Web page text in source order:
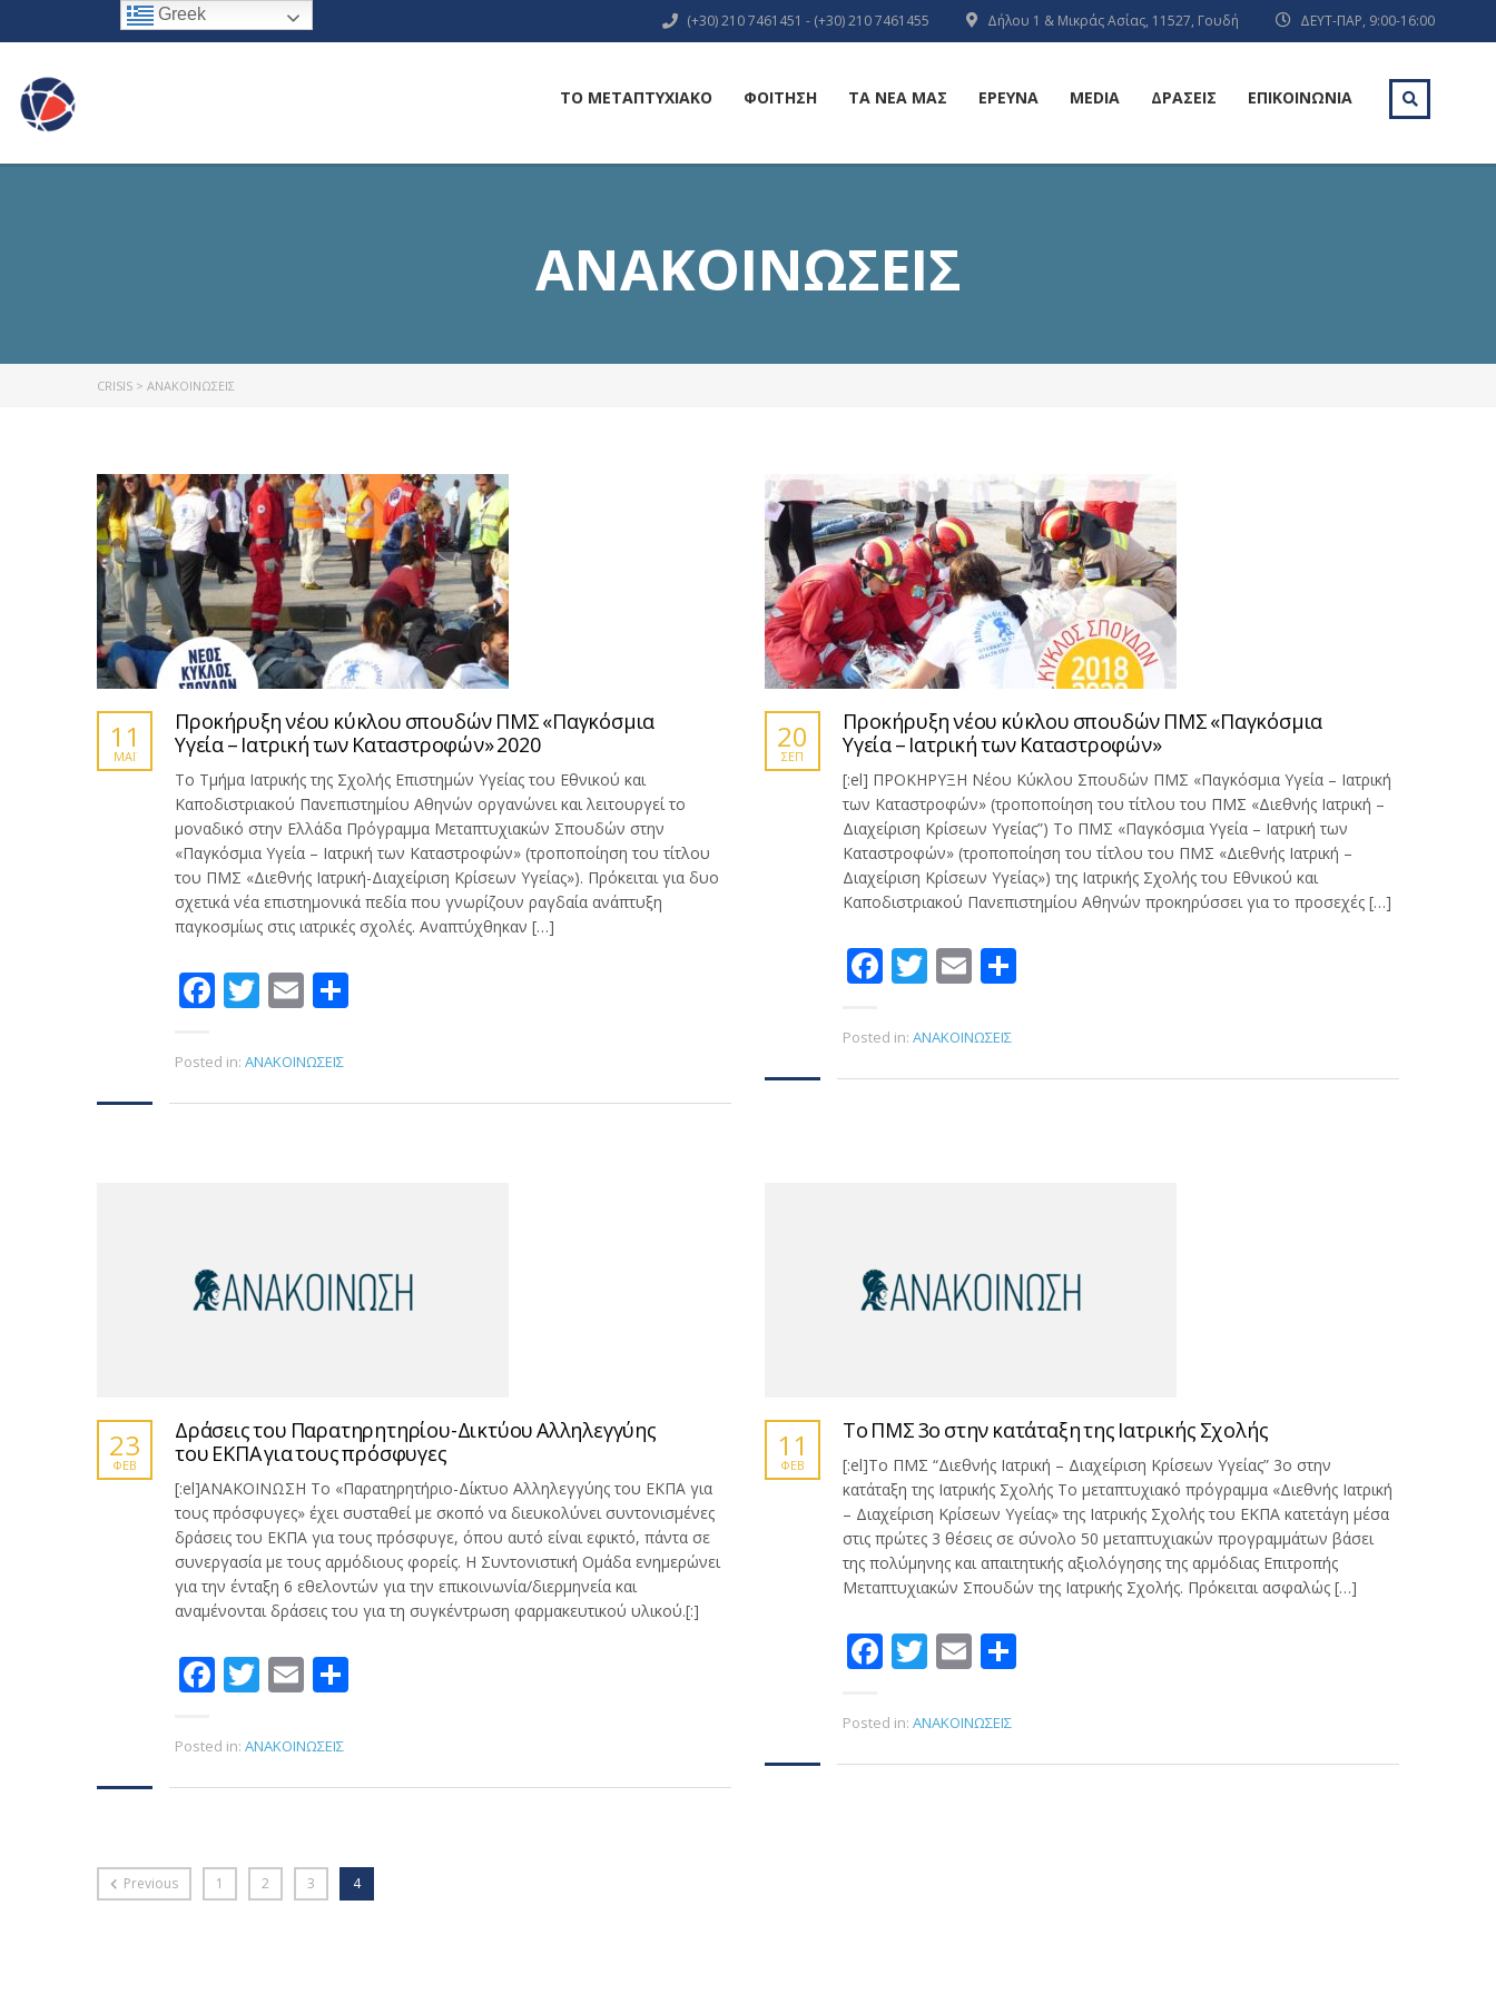
ΔΕΥΤ-ΠΑΡ, 9:00-16:00
Δήλου 1 & Μικράς Ασίας, 11527, Γουδή
(+30) 210 7461451 - (+30) 210 7461455
ΤΟ ΜΕΤΑΠΤΥΧΙΑΚΟ ΦΟΙΤΗΣΗ ΤΑ ΝΕΑ ΜΑΣ ΕΡΕΥΝΑ MEDIA ΔΡΑΣΕΙΣ ΕΠΙΚΟΙΝΩΝΙΑ
ΑΝΑΚΟΙΝΩΣΕΙΣ
CRISIS > ΑΝΑΚΟΙΝΩΣΕΙΣ
Προκήρυξη νέου κύκλου σπουδών ΠΜΣ «Παγκόσμια
Υγεία – Ιατρική των Καταστροφών» 2020
11
ΜΆΙ
Το Τμήμα Ιατρικής της Σχολής Επιστημών Υγείας του Εθνικού και
Καποδιστριακού Πανεπιστημίου Αθηνών οργανώνει και λειτουργεί το
μοναδικό στην Ελλάδα Πρόγραμμα Μεταπτυχιακών Σπουδών στην
«Παγκόσμια Υγεία – Ιατρική των Καταστροφών» (τροποποίηση του τίτλου
του ΠΜΣ «Διεθνής Ιατρική-Διαχείριση Κρίσεων Υγείας»). Πρόκειται για δυο
σχετικά νέα επιστημονικά πεδία που γνωρίζουν ραγδαία ανάπτυξη
παγκοσμίως στις ιατρικές σχολές. Αναπτύχθηκαν […]
Facebook
Twitter
Email
Posted in: ΑΝΑΚΟΙΝΩΣΕΙΣ
Προκήρυξη νέου κύκλου σπουδών ΠΜΣ «Παγκόσμια
Υγεία – Ιατρική των Καταστροφών»
20
ΣΕΠ
[:el] ΠΡΟΚΗΡΥΞΗ Νέου Κύκλου Σπουδών ΠΜΣ «Παγκόσμια Υγεία – Ιατρική
των Καταστροφών» (τροποποίηση του τίτλου του ΠΜΣ «Διεθνής Ιατρική –
Διαχείριση Κρίσεων Υγείας”‏) Το ΠΜΣ «Παγκόσμια Υγεία – Ιατρική των
Καταστροφών» (τροποποίηση του τίτλου του ΠΜΣ «Διεθνής Ιατρική –
Διαχείριση Κρίσεων Υγείας») της Ιατρικής Σχολής του Εθνικού και
Καποδιστριακού Πανεπιστημίου Αθηνών προκηρύσσει για το προσεχές […]
Facebook
Twitter
Email
Posted in: ΑΝΑΚΟΙΝΩΣΕΙΣ
Δράσεις του Παρατηρητηρίου-Δικτύου Αλληλεγγύης
του ΕΚΠΑ για τους πρόσφυγες
23
ΦΕΒ
[:el]ΑΝΑΚΟΙΝΩΣΗ Το «Παρατηρητήριο-Δίκτυο Αλληλεγγύης του ΕΚΠΑ για
τους πρόσφυγες» έχει συσταθεί με σκοπό να διευκολύνει συντονισμένες
δράσεις του ΕΚΠΑ για τους πρόσφυγε, όπου αυτό είναι εφικτό, πάντα σε
συνεργασία με τους αρμόδιους φορείς. Η Συντονιστική Ομάδα ενημερώνει
για την ένταξη 6 εθελοντών για την επικοινωνία/διερμηνεία και
αναμένονται δράσεις του για τη συγκέντρωση φαρμακευτικού υλικού.[:]
Facebook
Twitter
Email
Posted in: ΑΝΑΚΟΙΝΩΣΕΙΣ
Το ΠΜΣ 3ο στην κατάταξη της Ιατρικής Σχολής
11
ΦΕΒ
[:el]Το ΠΜΣ “Διεθνής Ιατρική – Διαχείριση Κρίσεων Υγείας” 3ο στην
κατάταξη της Ιατρικής Σχολής Το μεταπτυχιακό πρόγραμμα «Διεθνής Ιατρική
– Διαχείριση Κρίσεων Υγείας» της Ιατρικής Σχολής του ΕΚΠΑ κατετάγη μέσα
στις πρώτες 3 θέσεις σε σύνολο 50 μεταπτυχιακών προγραμμάτων βάσει
της πολύμηνης και απαιτητικής αξιολόγησης της αρμόδιας Επιτροπής
Μεταπτυχιακών Σπουδών της Ιατρικής Σχολής. Πρόκειται ασφαλώς […]
Facebook
Twitter
Email
Posted in: ΑΝΑΚΟΙΝΩΣΕΙΣ
Previous 1 2 3 4
Greek